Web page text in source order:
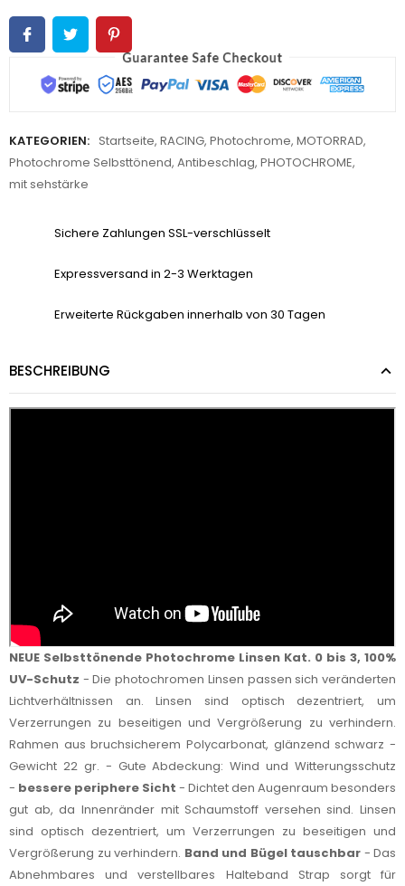
KATEGORIEN: Startseite, RACING, Photochrome, MOTORRAD,
Photochrome Selbsttönend, Antibeschlag, PHOTOCHROME,
mit sehstärke
Sichere Zahlungen SSL-verschlüsselt
Expressversand in 2-3 Werktagen
Erweiterte Rückgaben innerhalb von 30 Tagen
BESCHREIBUNG
NEUE Selbsttönende Photochrome Linsen Kat. 0 bis 3, 100%
UV-Schutz - Die photochromen Linsen passen sich veränderten
Lichtverhältnissen an. Linsen sind optisch dezentriert, um
Verzerrungen zu beseitigen und Vergrößerung zu verhindern.
Rahmen aus bruchsicherem Polycarbonat, glänzend schwarz -
Gewicht 22 gr. - Gute Abdeckung: Wind und Witterungsschutz
- bessere periphere Sicht - Dichtet den Augenraum besonders
gut ab, da Innenränder mit Schaumstoff versehen sind. Linsen
sind optisch dezentriert, um Verzerrungen zu beseitigen und
Vergrößerung zu verhindern. Band und Bügel tauschbar - Das
Abnehmbares und verstellbares Halteband Strap sorgt für